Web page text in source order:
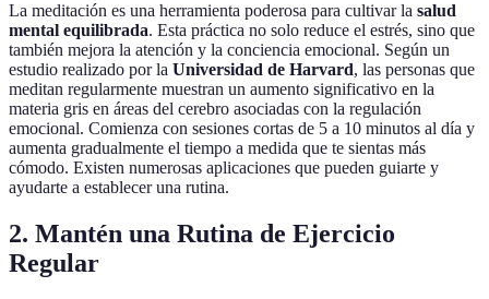
La meditación es una herramienta poderosa para cultivar la salud
mental equilibrada. Esta práctica no solo reduce el estrés, sino que
también mejora la atención y la conciencia emocional. Según un
estudio realizado por la Universidad de Harvard, las personas que
meditan regularmente muestran un aumento significativo en la
materia gris en áreas del cerebro asociadas con la regulación
emocional. Comienza con sesiones cortas de 5 a 10 minutos al día y
aumenta gradualmente el tiempo a medida que te sientas más
cómodo. Existen numerosas aplicaciones que pueden guiarte y
ayudarte a establecer una rutina.
2. Mantén una Rutina de Ejercicio
Regular